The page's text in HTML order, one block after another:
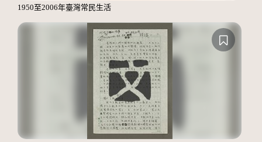
1950至2006年臺灣常民生活